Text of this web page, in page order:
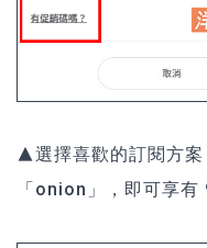
▲選擇喜歡的訂閱方案
「onion」，即可享有